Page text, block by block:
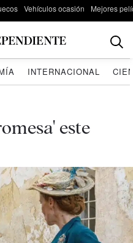
Vehículos ocasión Mejores
INTERNACIONAL
este